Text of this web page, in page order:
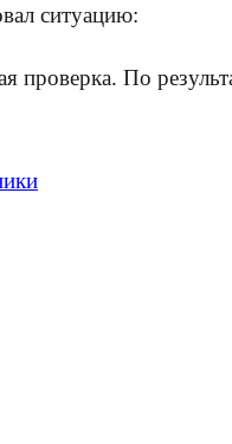
ситуацию:
проверка. По